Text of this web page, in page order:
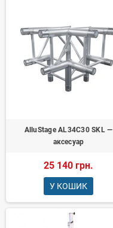
AlluStage AL34C30 SKL —
аксесуар
25 140 грн.
У КОШИК